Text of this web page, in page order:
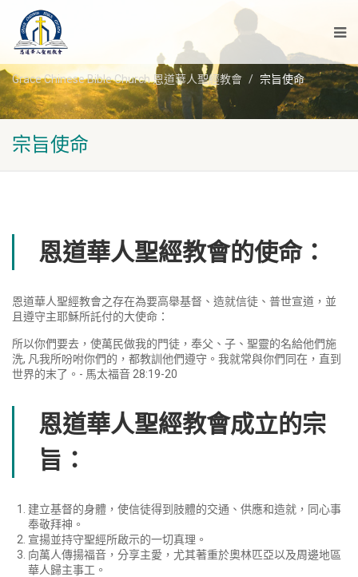
Grace Chinese Bible Church 恩道華人聖經教會 宗旨使命
宗旨使命
恩道華人聖經教會的使命：
恩道華人聖經教會之存在為要高舉基督、造就信徒、普世宣道，並
且遵守主耶穌所託付的大使命：
所以你們要去，使萬民做我的門徒，奉父、子、聖靈的名給他們施
洗, 凡我所吩咐你們的，都教訓他們遵守。我就常與你們同在，直到
世界的末了。- 馬太福音 28:19-20
恩道華人聖經教會成立的宗
旨：
建立基督的身體，使信徒得到肢體的交通、供應和造就，同心事
奉敬拜神。
宣揚並持守聖經所啟示的一切真理。
向萬人傳揚福音，分享主愛，尤其著重於奧林匹亞以及周邊地區
華人歸主事工。